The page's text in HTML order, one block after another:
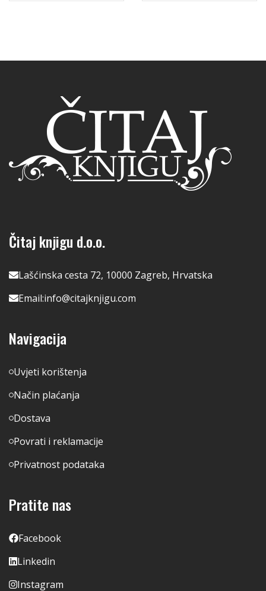
Čitaj knjigu d.o.o.
Lašćinska cesta 72, 10000 Zagreb, Hrvatska
Email:info@citajknjigu.com
Navigacija
Uvjeti korištenja
Način plaćanja
Dostava
Povrati i reklamacije
Privatnost podataka
Pratite nas
Facebook
Linkedin
Instagram